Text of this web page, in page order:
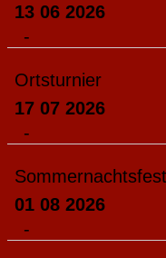
13 06 2026
-
Ortsturnier
17 07 2026
-
Sommernachtsfest
01 08 2026
-